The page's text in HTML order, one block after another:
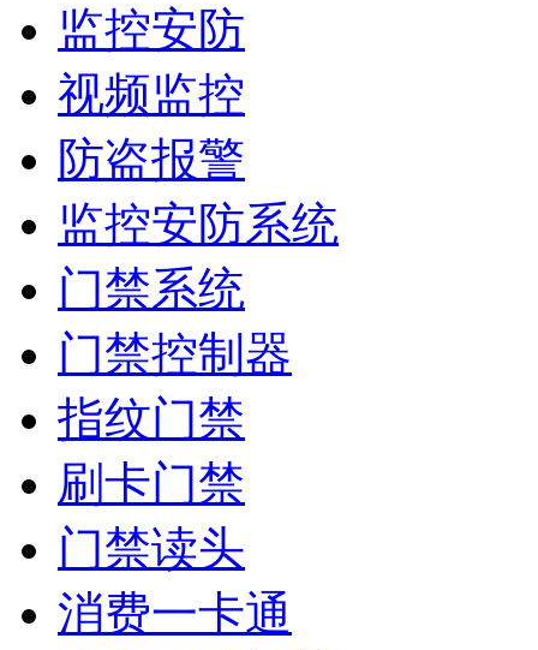
监控安防
视频监控
防盗报警
监控安防系统
门禁系统
门禁控制器
指纹门禁
刷卡门禁
门禁读头
消费一卡通